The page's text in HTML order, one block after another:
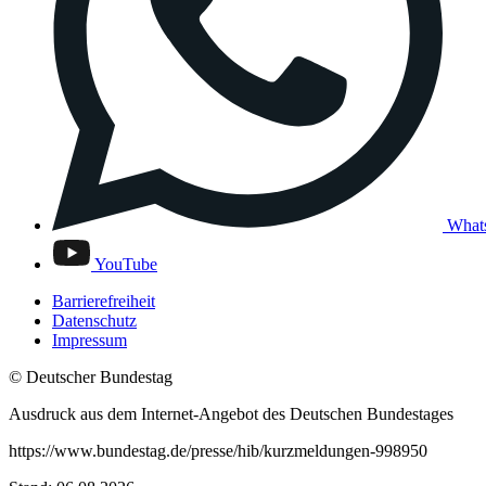
YouTube
Barrierefreiheit
Datenschutz
Impressum
© Deutscher Bundestag
Ausdruck aus dem Internet-Angebot des Deutschen Bundestages
https://www.bundestag.de/presse/hib/kurzmeldungen-998950